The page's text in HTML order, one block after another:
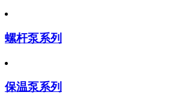
螺杆泵系列
保温泵系列